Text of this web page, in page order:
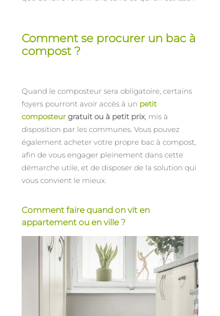
Comment se procurer un bac à
compost ?
Quand le composteur sera obligatoire, certains
foyers pourront avoir accès à un petit
composteur gratuit ou à petit prix , mis à
disposition par les communes. Vous pouvez
également acheter votre propre bac à compost,
afin de vous engager pleinement dans cette
démarche utile, et de disposer de la solution qui
vous convient le mieux.
Comment faire quand on vit en
appartement ou en ville ?